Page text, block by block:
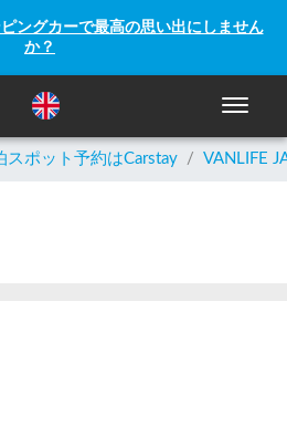
ングカーで最高の思い出にしません
か？
ナビゲ
スポット予約はCarstay / VANLIFE